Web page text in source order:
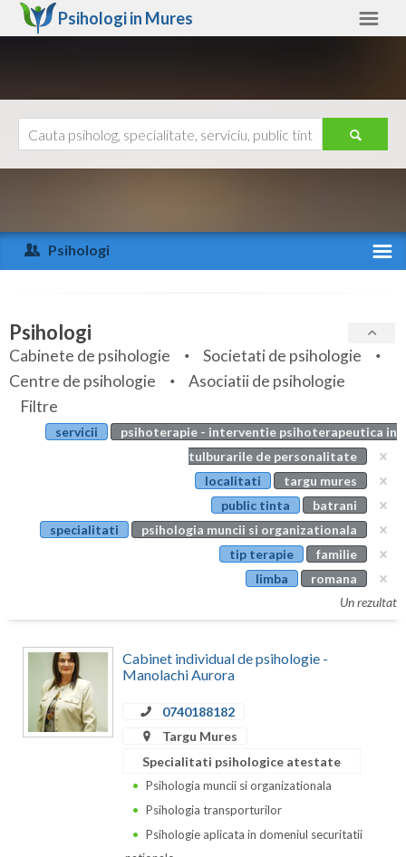
Psihologi in Mures
Arad
Arges
Bihor
Bistrita-Nasaud
Botosani
Bucuresti
Constanta
Covasna
Ajutor
Psihologi
Specialitati
Servicii
Articole
Evenimente
Psihologi
Cabinete de psihologie
Societati de psihologie
Centre de psihologie
Asociatii de psihologie
Filtre
servicii
psihoterapie - interventie psihoterapeutica in
tulburarile de personalitate
localitati
targu mures
public tinta
batrani
specialitati
psihologia muncii si organizationala
tip terapie
familie
limba
romana
Un rezultat
Cabinet individual de psihologie -
Manolachi Aurora
0740188182
Targu Mures
Specialitati psihologice atestate
Psihologia muncii si organizationala
Psihologia transporturilor
Psihologie aplicata in domeniul securitatii